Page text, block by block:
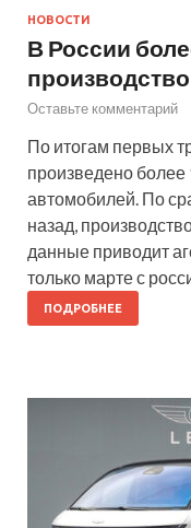
НОВОСТИ
В России
Оставьте комментарий
По итогам первых
произведено более
автомобилей. По
назад,
данные приводит
только марте с
ПОДРОБНЕЕ